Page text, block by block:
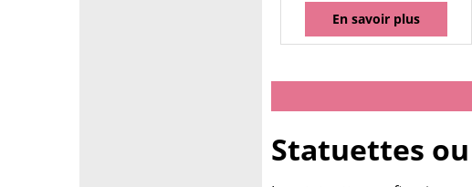
En savoir plus
Statuettes